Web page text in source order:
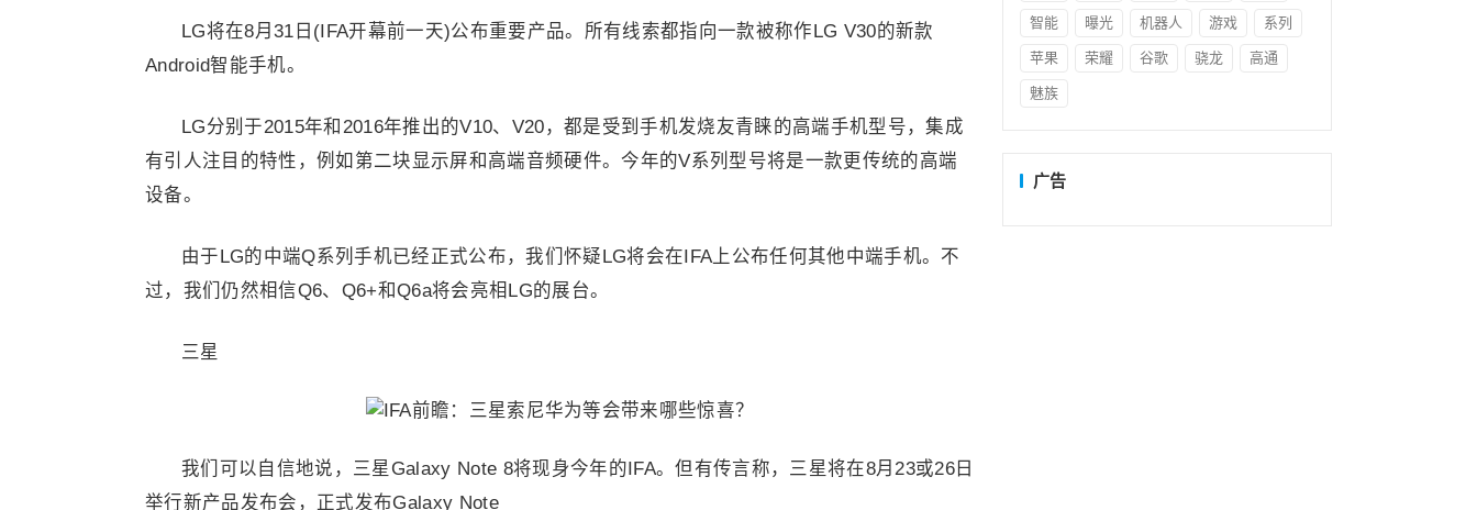
LG将在8月31日(IFA开幕前一天)公布重要产品。所有线索都指向一款被称作LG V30的新款
Android智能手机。
LG分别于2015年和2016年推出的V10、V20，都是受到手机发烧友青睐的高端手机型号，集成
有引人注目的特性，例如第二块显示屏和高端音频硬件。今年的V系列型号将是一款更传统的高端
设备。
由于LG的中端Q系列手机已经正式公布，我们怀疑LG将会在IFA上公布任何其他中端手机。不
过，我们仍然相信Q6、Q6+和Q6a将会亮相LG的展台。
三星
我们可以自信地说，三星Galaxy Note 8将现身今年的IFA。但有传言称，三星将在8月23或26日
举行新产品发布会，正式发布Galaxy Note
智能 曝光 机器人 游戏 系列
苹果 荣耀 谷歌 骁龙 高通
魅族
广告